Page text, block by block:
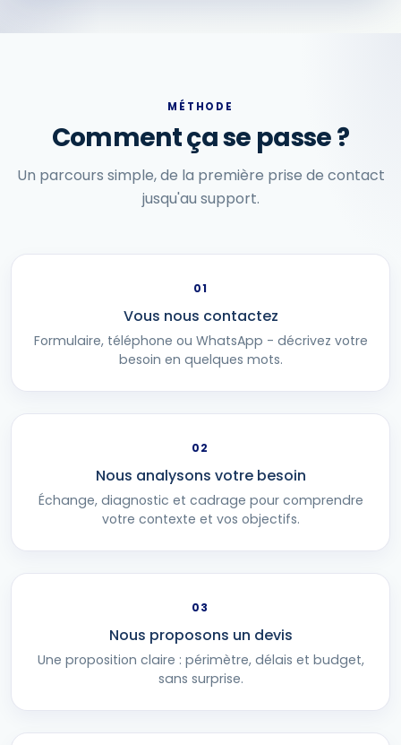
MÉTHODE
Comment ça se passe ?
Un parcours simple, de la première prise de contact
jusqu'au support.
01
Vous nous contactez
Formulaire, téléphone ou WhatsApp - décrivez votre
besoin en quelques mots.
02
Nous analysons votre besoin
Échange, diagnostic et cadrage pour comprendre
votre contexte et vos objectifs.
03
Nous proposons un devis
Une proposition claire : périmètre, délais et budget,
sans surprise.